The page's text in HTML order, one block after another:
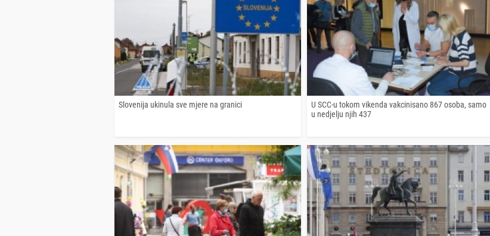
Slovenija ukinula sve mjere na granici
U SCC-u tokom vikenda vakcinisano 867 osoba, samo
u nedjelju njih 437